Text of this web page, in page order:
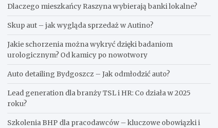
Dlaczego mieszkańcy Raszyna wybierają banki lokalne?
Skup aut – jak wygląda sprzedaż w Autino?
Jakie schorzenia można wykryć dzięki badaniom
urologicznym? Od kamicy po nowotwory
Auto detailing Bydgoszcz – Jak odmłodzić auto?
Lead generation dla branży TSL i HR: Co działa w 2025
roku?
Szkolenia BHP dla pracodawców – kluczowe obowiązki i